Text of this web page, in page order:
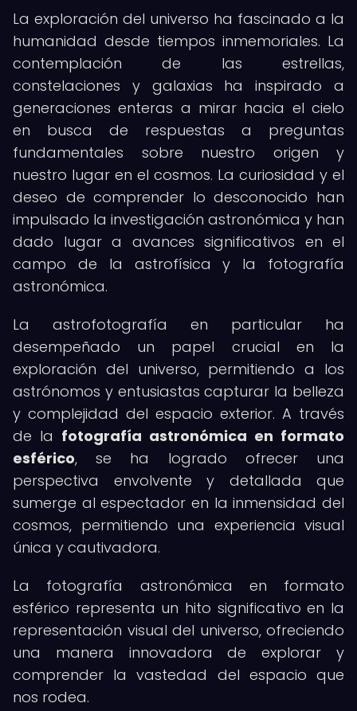
La exploración del universo ha fascinado a la
humanidad desde tiempos inmemoriales. La
contemplación de las estrellas,
constelaciones y galaxias ha inspirado a
generaciones enteras a mirar hacia el cielo
en busca de respuestas a preguntas
fundamentales sobre nuestro origen y
nuestro lugar en el cosmos. La curiosidad y el
deseo de comprender lo desconocido han
impulsado la investigación astronómica y han
dado lugar a avances significativos en el
campo de la astrofísica y la fotografía
astronómica.
La astrofotografía en particular ha
desempeñado un papel crucial en la
exploración del universo, permitiendo a los
astrónomos y entusiastas capturar la belleza
y complejidad del espacio exterior. A través
de la fotografía astronómica en formato
esférico, se ha logrado ofrecer una
perspectiva envolvente y detallada que
sumerge al espectador en la inmensidad del
cosmos, permitiendo una experiencia visual
única y cautivadora.
La fotografía astronómica en formato
esférico representa un hito significativo en la
representación visual del universo, ofreciendo
una manera innovadora de explorar y
comprender la vastedad del espacio que
nos rodea.